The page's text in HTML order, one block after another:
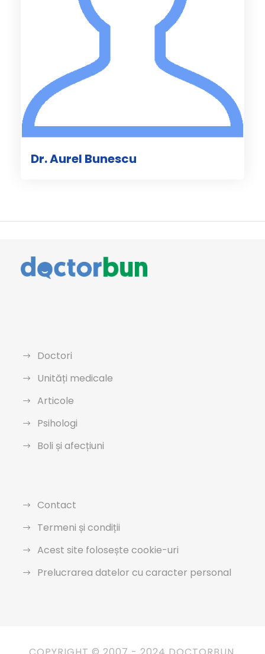
Dr. Aurel Bunescu
Doctori
Unități medicale
Articole
Psihologi
Boli și afecțiuni
Contact
Termeni și condiții
Acest site folosește cookie-uri
Prelucrarea datelor cu caracter personal